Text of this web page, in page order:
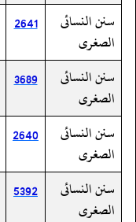
سنن النسائى
الصغرى
2641
سنن النسائى
الصغرى
3689
سنن النسائى
الصغرى
2640
سنن النسائى
الصغرى
5392